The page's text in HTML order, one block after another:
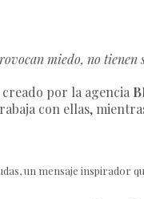
miedo, no tienen
por la agencia
con ellas,
un mensaje inspirador